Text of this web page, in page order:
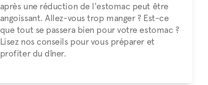
après une réduction de l'estomac peut être
angoissant. Allez-vous trop manger ? Est-ce
que tout se passera bien pour votre estomac ?
Lisez nos conseils pour vous préparer et
profiter du dîner.